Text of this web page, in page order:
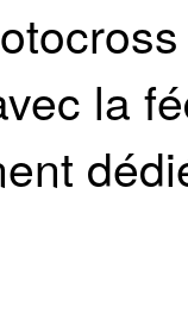
la